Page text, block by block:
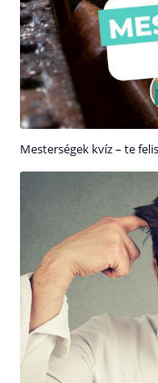
Mesterségek kvíz – te